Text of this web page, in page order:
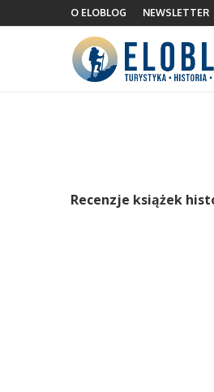
O ELOBLOG NEWSLETTER
Recenzje książek